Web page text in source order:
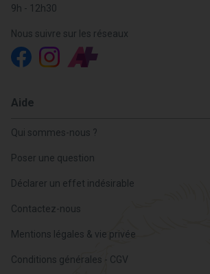
9h - 12h30
Nous suivre sur les réseaux
Aide
Qui sommes-nous ?
Poser une question
Déclarer un effet indésirable
Contactez-nous
Mentions légales & vie privée
Conditions générales - CGV